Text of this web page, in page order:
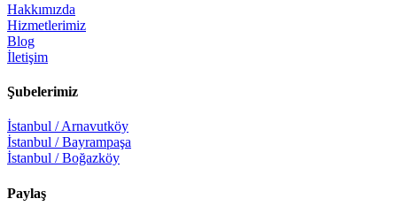
Hakkımızda
Hizmetlerimiz
Blog
İletişim
Şubelerimiz
İstanbul / Arnavutköy
İstanbul / Bayrampaşa
İstanbul / Boğazköy
Paylaş